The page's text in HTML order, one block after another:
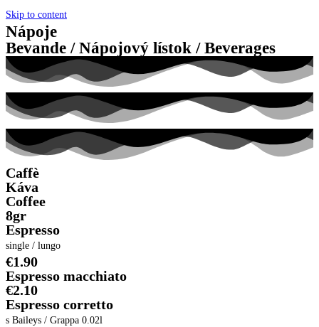
Skip to content
Nápoje
Bevande / Nápojový lístok / Beverages
Caffè
Káva
Coffee
8gr
Espresso
single / lungo
€1.90
Espresso macchiato
€2.10
Espresso corretto
s Baileys / Grappa 0.02l